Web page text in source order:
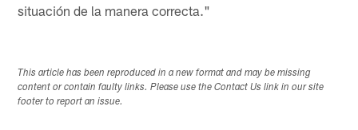
situación de la manera correcta."
This article has been reproduced in a new format and may be missing
content or contain faulty links. Please use the Contact Us link in our site
footer to report an issue.